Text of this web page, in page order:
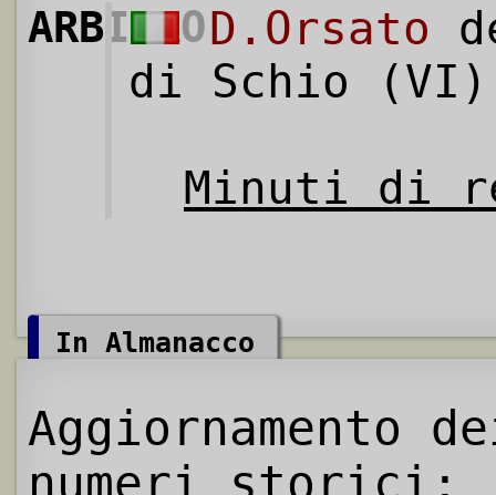
ARBITROD.Orsato
di Schio (VI)
Minuti di
In Almanacco
Aggiornamento
numeri storici: